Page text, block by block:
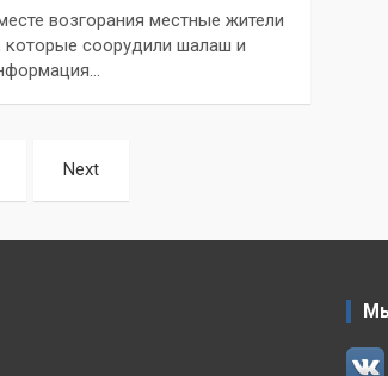
возгорания местные жители
которые соорудили шалаш и
Next